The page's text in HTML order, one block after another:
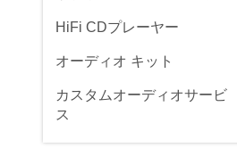
HiFi CDプレーヤー
オーディオ キット
カスタムオーディオサービ
ス